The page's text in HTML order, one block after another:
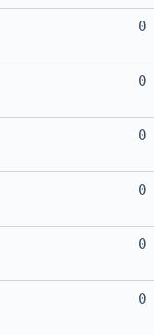
0
0
0
0
0
0